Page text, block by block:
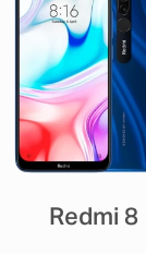
Redmi 8